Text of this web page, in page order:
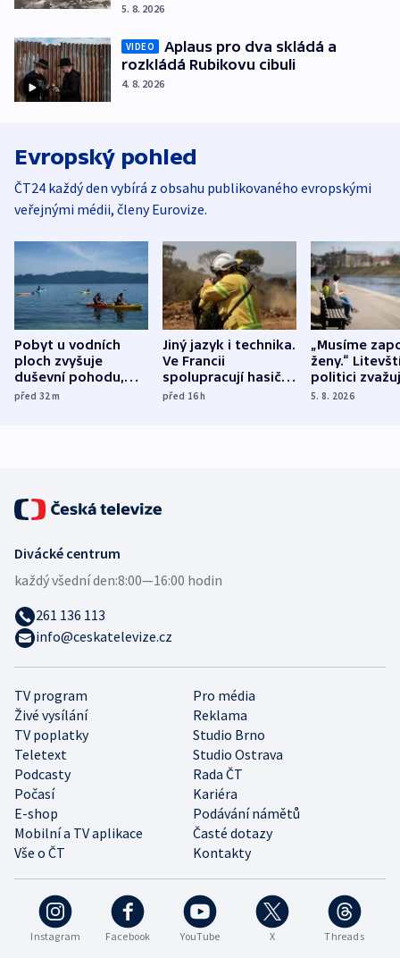
5. 8. 2026
VIDEO
Aplaus pro dva skládá a
rozkládá Rubikovu cibuli
4. 8. 2026
Evropský pohled
ČT24 každý den vybírá z obsahu publikovaného evropskými
veřejnými médii, členy Eurovize.
Pobyt u vodních
ploch zvyšuje
duševní pohodu,
ukázala
před 32m
Jiný jazyk i technika.
Ve Francii
spolupracují hasiči z
různých zemí
před 16h
„Musíme
ženy.“
politici
dohodu o
5. 8. 2026
Instagram Facebook YouTube X Threads
TV program
Pro média
Živé vysílání
Reklama
TV poplatky
Studio Brno
Teletext
Studio Ostrava
Podcasty
Rada ČT
Počasí
Kariéra
E-shop
Podávání námětů
Mobilní a TV aplikace
Časté dotazy
Vše o ČT
Kontakty
Divácké centrum
každý všední den:8:00—16:00 hodin
261 136 113
info@ceskatelevize.cz